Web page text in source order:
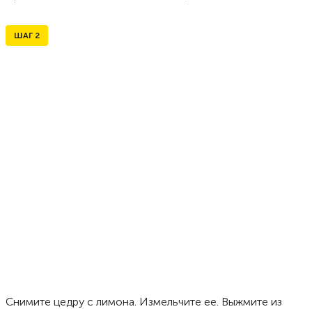
ШАГ 2
Снимите цедру с лимона. Измельчите ее. Выжмите из